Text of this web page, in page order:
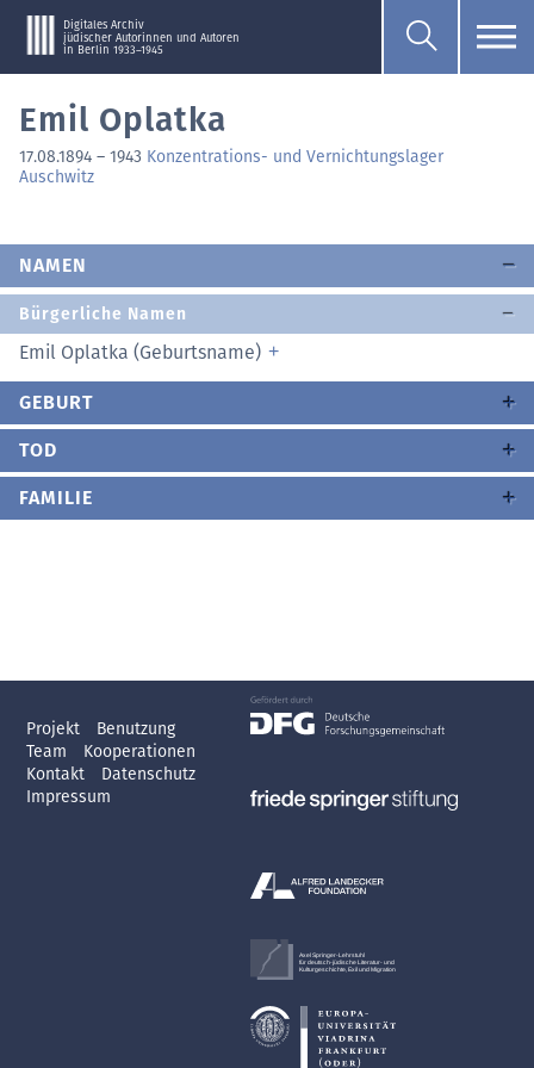
Digitales Archiv
jüdischer Autorinnen und Autoren
in Berlin 1933–1945
Emil Oplatka
17.08.1894 – 1943 Konzentrations- und Vernichtungslager
Auschwitz
NAMEN
Bürgerliche Namen
Emil Oplatka (Geburtsname)
GEBURT
TOD
FAMILIE
Projekt
Benutzung
Team
Kooperationen
Kontakt
Datenschutz
Impressum
Axel Springer-Lehrstuhl
für deutsch-jüdische Literatur- und
Kulturgeschichte, Exil und Migration